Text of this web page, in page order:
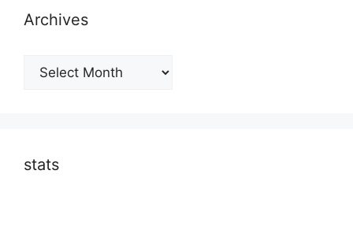
Archives
Archives
stats